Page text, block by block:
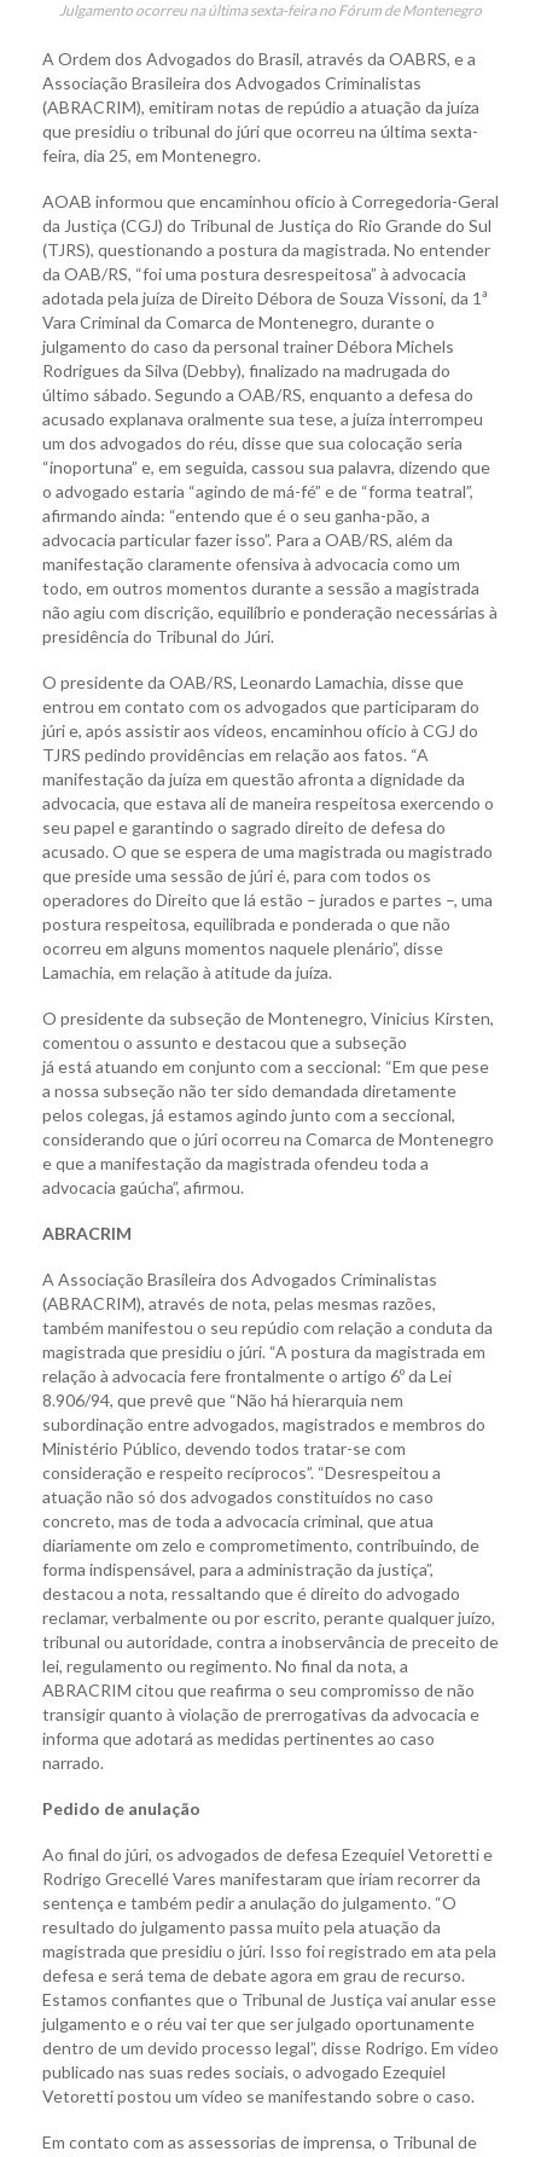
Julgamento ocorreu na última sexta-feira no Fórum de Montenegro
A Ordem dos Advogados do Brasil, através da OABRS, e a
Associação Brasileira dos Advogados Criminalistas
(ABRACRIM), emitiram notas de repúdio a atuação da juíza
que presidiu o tribunal do júri que ocorreu na última sexta-
feira, dia 25, em Montenegro.
AOAB informou que encaminhou ofício à Corregedoria-Geral
da Justiça (CGJ) do Tribunal de Justiça do Rio Grande do Sul
(TJRS), questionando a postura da magistrada. No entender
da OAB/RS, “foi uma postura desrespeitosa” à advocacia
adotada pela juíza de Direito Débora de Souza Vissoni, da 1ª
Vara Criminal da Comarca de Montenegro, durante o
julgamento do caso da personal trainer Débora Michels
Rodrigues da Silva (Debby), finalizado na madrugada do
último sábado. Segundo a OAB/RS, enquanto a defesa do
acusado explanava oralmente sua tese, a juíza interrompeu
um dos advogados do réu, disse que sua colocação seria
“inoportuna” e, em seguida, cassou sua palavra, dizendo que
o advogado estaria “agindo de má-fé” e de “forma teatral”,
afirmando ainda: “entendo que é o seu ganha-pão, a
advocacia particular fazer isso”. Para a OAB/RS, além da
manifestação claramente ofensiva à advocacia como um
todo, em outros momentos durante a sessão a magistrada
não agiu com discrição, equilíbrio e ponderação necessárias à
presidência do Tribunal do Júri.
O presidente da OAB/RS, Leonardo Lamachia, disse que
entrou em contato com os advogados que participaram do
júri e, após assistir aos vídeos, encaminhou ofício à CGJ do
TJRS pedindo providências em relação aos fatos. “A
manifestação da juíza em questão afronta a dignidade da
advocacia, que estava ali de maneira respeitosa exercendo o
seu papel e garantindo o sagrado direito de defesa do
acusado. O que se espera de uma magistrada ou magistrado
que preside uma sessão de júri é, para com todos os
operadores do Direito que lá estão – jurados e partes –, uma
postura respeitosa, equilibrada e ponderada o que não
ocorreu em alguns momentos naquele plenário”, disse
Lamachia, em relação à atitude da juíza.
O presidente da subseção de Montenegro, Vinicius Kirsten,
comentou o assunto e destacou que a subseção
já está atuando em conjunto com a seccional: “Em que pese
a nossa subseção não ter sido demandada diretamente
pelos colegas, já estamos agindo junto com a seccional,
considerando que o júri ocorreu na Comarca de Montenegro
e que a manifestação da magistrada ofendeu toda a
advocacia gaúcha”, afirmou.
ABRACRIM
A Associação Brasileira dos Advogados Criminalistas
(ABRACRIM), através de nota, pelas mesmas razões,
também manifestou o seu repúdio com relação a conduta da
magistrada que presidiu o júri. “A postura da magistrada em
relação à advocacia fere frontalmente o artigo 6º da Lei
8.906/94, que prevê que “Não há hierarquia nem
subordinação entre advogados, magistrados e membros do
Ministério Público, devendo todos tratar-se com
consideração e respeito recíprocos”. “Desrespeitou a
atuação não só dos advogados constituídos no caso
concreto, mas de toda a advocacia criminal, que atua
diariamente om zelo e comprometimento, contribuindo, de
forma indispensável, para a administração da justiça”,
destacou a nota, ressaltando que é direito do advogado
reclamar, verbalmente ou por escrito, perante qualquer juízo,
tribunal ou autoridade, contra a inobservância de preceito de
lei, regulamento ou regimento. No final da nota, a
ABRACRIM citou que reafirma o seu compromisso de não
transigir quanto à violação de prerrogativas da advocacia e
informa que adotará as medidas pertinentes ao caso
narrado.
Pedido de anulação
Ao final do júri, os advogados de defesa Ezequiel Vetoretti e
Rodrigo Grecellé Vares manifestaram que iriam recorrer da
sentença e também pedir a anulação do julgamento. “O
resultado do julgamento passa muito pela atuação da
magistrada que presidiu o júri. Isso foi registrado em ata pela
defesa e será tema de debate agora em grau de recurso.
Estamos confiantes que o Tribunal de Justiça vai anular esse
julgamento e o réu vai ter que ser julgado oportunamente
dentro de um devido processo legal”, disse Rodrigo. Em vídeo
publicado nas suas redes sociais, o advogado Ezequiel
Vetoretti postou um vídeo se manifestando sobre o caso.
Em contato com as assessorias de imprensa, o Tribunal de